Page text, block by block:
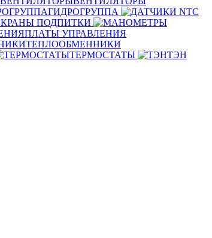
ГИДРОГРУППА
КРАНЫ ПОДПИТКИ
ПЛАТЫ УПРАВЛЕНИЯ
ТЕПЛООБМЕННИКИ
ТЕРМОСТАТЫ
ТЭН